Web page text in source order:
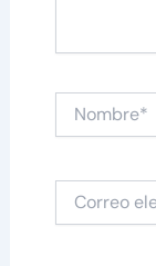
Nombre*
electrónico*